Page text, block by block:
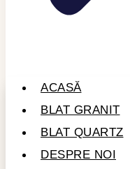
ACASĂ
BLAT GRANIT
BLAT QUARTZ
DESPRE NOI